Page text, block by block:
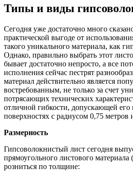
Типы и виды
Сегодня уже достаточно много
практической выгоде от
такого уникального материала, как
Однако, правильно выбрать этот
бывает достаточно непросто, а все
исполнения сейчас пестрят
материал действительно является
востребованным, не только за счет
потрясающих технических
отличной гибкости, допускающей его
поверхностях с радиусом 0,75 метров
Размерность
Гипсоволокнистый лист сегодня
прямоугольного листового
розниться по толщине: